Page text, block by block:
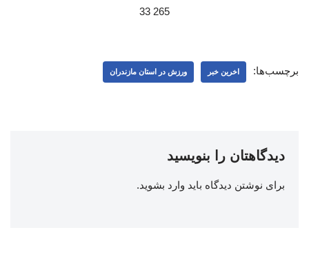
265 33
برچسب‌ها: اخرین خبر ورزش در استان مازندران
دیدگاهتان را بنویسید
برای نوشتن دیدگاه باید وارد بشوید.